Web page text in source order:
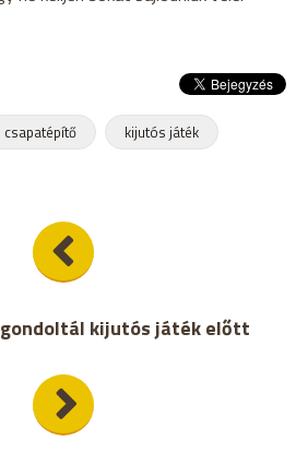
csapatépítő
kijutós játék
gondoltál kijutós játék előtt